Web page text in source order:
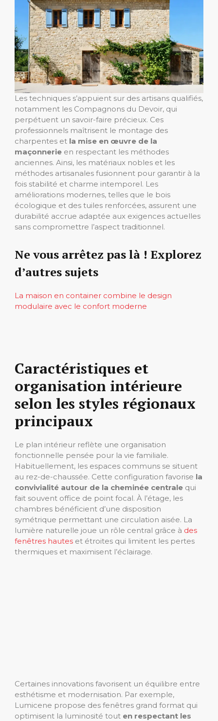
Les techniques s’appuient sur des artisans qualifiés,
notamment les Compagnons du Devoir, qui
perpétuent un savoir-faire précieux. Ces
professionnels maîtrisent le montage des
charpentes et la mise en œuvre de la
maçonnerie en respectant les méthodes
anciennes. Ainsi, les matériaux nobles et les
méthodes artisanales fusionnent pour garantir à la
fois stabilité et charme intemporel. Les
améliorations modernes, telles que le bois
écologique et des tuiles renforcées, assurent une
durabilité accrue adaptée aux exigences actuelles
sans compromettre l’aspect traditionnel.
Ne vous arrêtez pas là ! Explorez
d’autres sujets
La maison en container combine le design
modulaire avec le confort moderne
Caractéristiques et
organisation intérieure
selon les styles régionaux
principaux
Le plan intérieur reflète une organisation
fonctionnelle pensée pour la vie familiale.
Habituellement, les espaces communs se situent
au rez-de-chaussée. Cette configuration favorise la
convivialité autour de la cheminée centrale qui
fait souvent office de point focal. À l’étage, les
chambres bénéficient d’une disposition
symétrique permettant une circulation aisée. La
lumière naturelle joue un rôle central grâce à des
fenêtres hautes et étroites qui limitent les pertes
thermiques et maximisent l’éclairage.
Certaines innovations favorisent un équilibre entre
esthétisme et modernisation. Par exemple,
Lumicene propose des fenêtres grand format qui
optimisent la luminosité tout en respectant les